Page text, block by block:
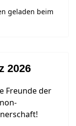
geladen beim
2026
Freunde der